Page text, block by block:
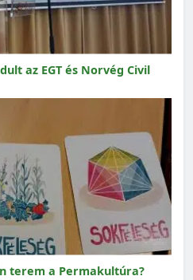
az EGT és Norvég Civil
terem a Permakultúra?